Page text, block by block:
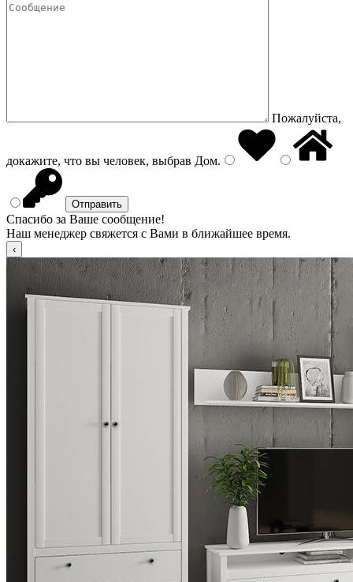
Пожалуйста,
докажите, что вы человек, выбрав Дом.
Спасибо за Ваше сообщение!
Наш менеджер свяжется с Вами в ближайшее время.